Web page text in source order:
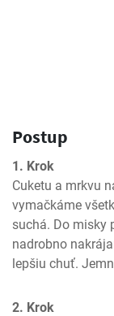
Postup
1. Krok
Cuketu a mrkvu
vymačkáme
suchá. Do misky
nadrobno
lepšiu chuť.
2. Krok